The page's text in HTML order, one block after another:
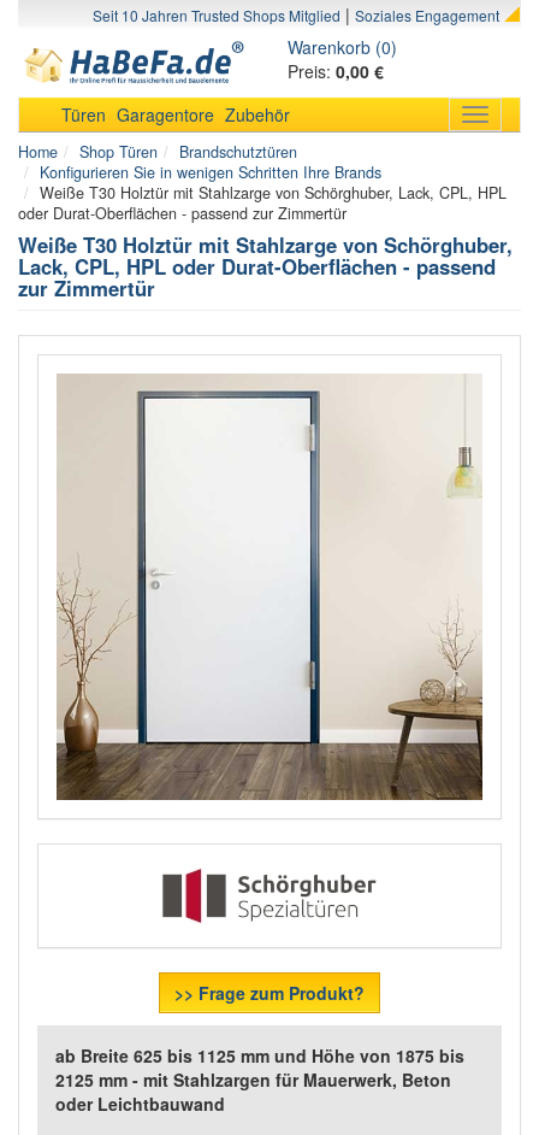
Seit 10 Jahren Trusted Shops Mitglied | Soziales Engagement
Warenkorb (0)
Preis: 0,00 €
Toggle
Türen Garagentore Zubehör
Home Shop Türen
Brandschutztüren
Konfigurieren Sie in wenigen Schritten Ihre Brands
Weiße T30 Holztür mit Stahlzarge von Schörghuber, Lack, CPL, HPL
oder Durat-Oberflächen - passend zur Zimmertür
Weiße T30 Holztür mit Stahlzarge von Schörghuber,
Lack, CPL, HPL oder Durat-Oberflächen - passend
zur Zimmertür
>> Frage zum Produkt?
ab Breite 625 bis 1125 mm und Höhe von 1875 bis
2125 mm - mit Stahlzargen für Mauerwerk, Beton
oder Leichtbauwand